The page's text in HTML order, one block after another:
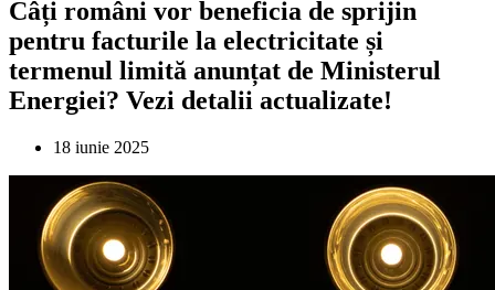
Câți români vor beneficia de sprijin
pentru facturile la electricitate și
termenul limită anunțat de Ministerul
Energiei? Vezi detalii actualizate!
18 iunie 2025